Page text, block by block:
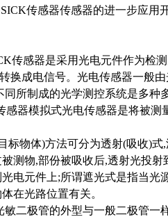
传感器传感器的进一步应用
传感器是采用光电元件作为
换成电信号。光电传感器一般
同所制成的光学测控系统是多
器模拟式光电传感器是将被
标物体)方法可分为透射(吸收)
测物,部份被吸收后,透射光投
电元件上;所谓遮光式是指当
在光路位置有关。
敏二极管的外型与一般二极管